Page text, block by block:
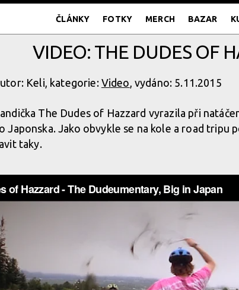
ČLÁNKY FOTKY MERCH BAZAR
VIDEO: THE DUDES OF
Keli, kategorie: Video, vydáno: 5.11.2015
The Dudes of Hazzard vyrazila při
Japonska. Jako obvykle se na kole a road tripu
taky.